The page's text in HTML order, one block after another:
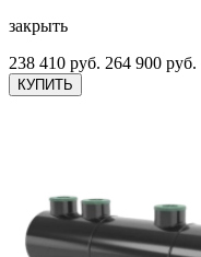
закрыть
238 410 руб. 264 900 руб.
КУПИТЬ